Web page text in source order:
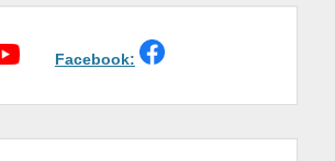
Facebook: